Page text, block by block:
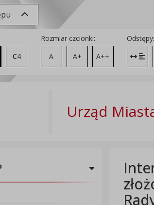
C4
Rozmiar czcionki:
A
A+ A++
Odstępy:
Urząd